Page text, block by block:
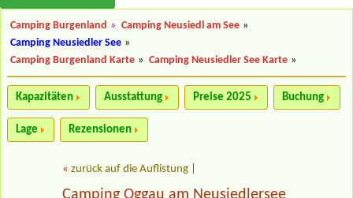
Camping Burgenland » Camping Neusiedl am See »
Camping Neusiedler See »
Camping Burgenland Karte » Camping Neusiedler See Karte »
Kapazitäten Ausstattung Preise 2025 Buchung
Lage Rezensionen
« zurück auf die Auflistung
Camping Oggau am Neusiedlersee